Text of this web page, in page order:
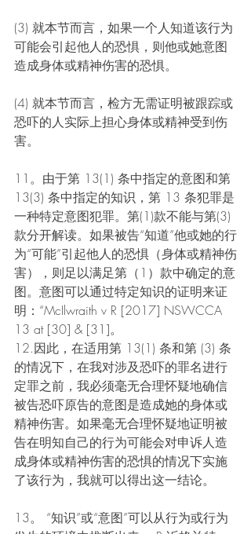
(3) 就本节而言，如果一个人知道该行为
可能会引起他人的恐惧，则他或她意图
造成身体或精神伤害的恐惧。
(4) 就本节而言，检方无需证明被跟踪或
恐吓的人实际上担心身体或精神受到伤
害。
11。由于第 13(1) 条中指定的意图和第
13(3) 条中指定的知识，第 13 条犯罪是
一种特定意图犯罪。第(1)款不能与第(3)
款分开解读。如果被告“知道”他或她的行
为“可能”引起他人的恐惧（身体或精神伤
害），则足以满足第（1）款中确定的意
图。意图可以通过特定知识的证明来证
明：“McIlwraith v R [2017] NSWCCA
13 at [30] & [31]。
12.因此，在适用第 13(1) 条和第 (3) 条
的情况下，在我对涉及恐吓的罪名进行
定罪之前，我必须毫无合理怀疑地确信
被告恐吓原告的意图是造成她的身体或
精神伤害。如果毫无合理怀疑地证明被
告在明知自己的行为可能会对申诉人造
成身体或精神伤害的恐惧的情况下实施
了该行为，我就可以得出这一结论。
13。 “知识”或“意图”可以从行为或行为